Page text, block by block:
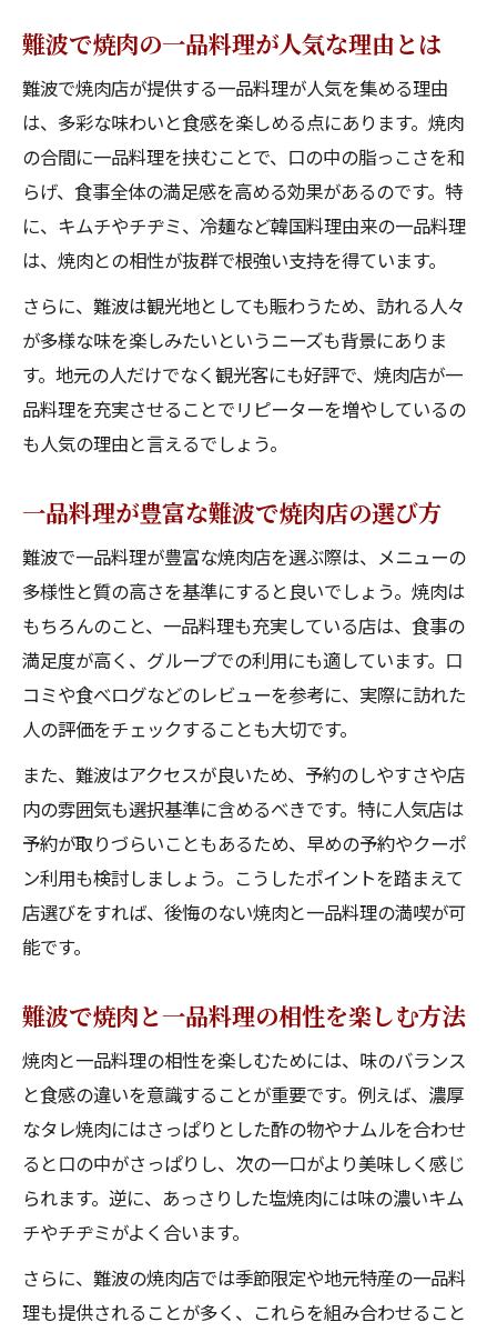
難波で焼肉の一品料理が人気な理由とは
難波で焼肉店が提供する一品料理が人気を集める理由
は、多彩な味わいと食感を楽しめる点にあります。焼肉
の合間に一品料理を挟むことで、口の中の脂っこさを和
らげ、食事全体の満足感を高める効果があるのです。特
に、キムチやチヂミ、冷麺など韓国料理由来の一品料理
は、焼肉との相性が抜群で根強い支持を得ています。
さらに、難波は観光地としても賑わうため、訪れる人々
が多様な味を楽しみたいというニーズも背景にありま
す。地元の人だけでなく観光客にも好評で、焼肉店が一
品料理を充実させることでリピーターを増やしているの
も人気の理由と言えるでしょう。
一品料理が豊富な難波で焼肉店の選び方
難波で一品料理が豊富な焼肉店を選ぶ際は、メニューの
多様性と質の高さを基準にすると良いでしょう。焼肉は
もちろんのこと、一品料理も充実している店は、食事の
満足度が高く、グループでの利用にも適しています。口
コミや食べログなどのレビューを参考に、実際に訪れた
人の評価をチェックすることも大切です。
また、難波はアクセスが良いため、予約のしやすさや店
内の雰囲気も選択基準に含めるべきです。特に人気店は
予約が取りづらいこともあるため、早めの予約やクーポ
ン利用も検討しましょう。こうしたポイントを踏まえて
店選びをすれば、後悔のない焼肉と一品料理の満喫が可
能です。
難波で焼肉と一品料理の相性を楽しむ方法
焼肉と一品料理の相性を楽しむためには、味のバランス
と食感の違いを意識することが重要です。例えば、濃厚
なタレ焼肉にはさっぱりとした酢の物やナムルを合わせ
ると口の中がさっぱりし、次の一口がより美味しく感じ
られます。逆に、あっさりした塩焼肉には味の濃いキム
チやチヂミがよく合います。
さらに、難波の焼肉店では季節限定や地元特産の一品料
理も提供されることが多く、これらを組み合わせること